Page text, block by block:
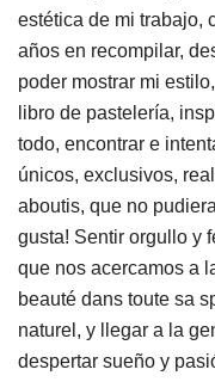
estética de mi trabajo,
años en recompilar,
poder mostrar mi
libro de pastelería,
todo, encontrar e
únicos, exclusivos,
aboutis, que no
gusta! Sentir orgullo y
que nos acercamos a
beauté dans toute sa
naturel, y llegar a la
despertar sueño y